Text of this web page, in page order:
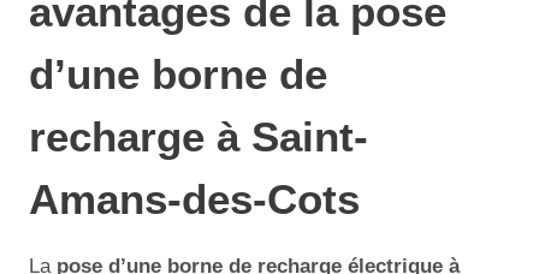
avantages de la pose
d’une borne de
recharge à Saint-
Amans-des-Cots
La pose d’une borne de recharge électrique à